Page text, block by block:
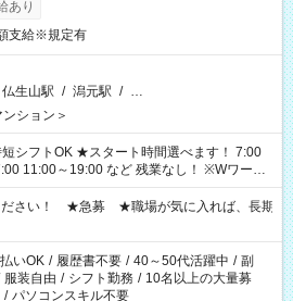
あり
支給※規定有
仏生山駅 / 潟元駅 / …
ション＞
ト時間選べます！ 7:00
～19:00 など 残業なし！ ※Wワーク
と合わせ週40時間超の就業はご案内できま
、週20時間以上勤務は社会保険への加入対
者派遣法（日雇い派遣の原則禁止）によ
の就業はご案内が難しい場合があります
ださい！ ★急募 ★職場が気に入れば、長期
いOK / 履歴書不要 / 40～50代活躍中 / 副
服装自由 / シフト勤務 / 10名以上の大量募
/ パソコンスキル不要